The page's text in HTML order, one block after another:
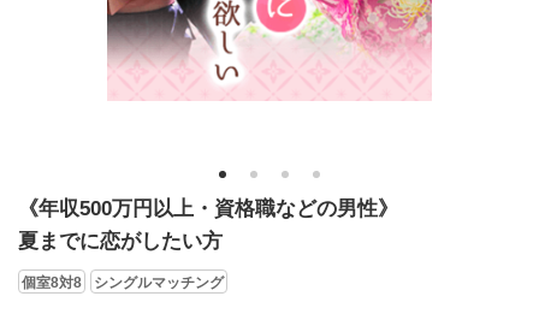
1 2 3 4
《年収500万円以上・資格職などの男性》
夏までに恋がしたい方
個室8対8 シングルマッチング